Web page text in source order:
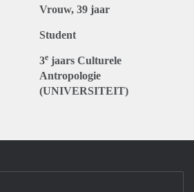
Vrouw, 39 jaar
Student
3e jaars Culturele
Antropologie
(UNIVERSITEIT)